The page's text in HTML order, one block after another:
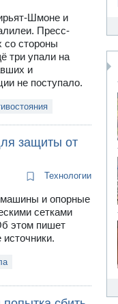
Шмоне и
Пресс-
стороны
три упали на
и
не поступало.
защиты от
Технологии
и опорные
сетками
этом пишет